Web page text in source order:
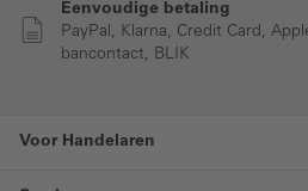
Eenvoudige betaling
PayPal, Klarna, Credit Card,
bancontact, BLIK
Voor Handelaren